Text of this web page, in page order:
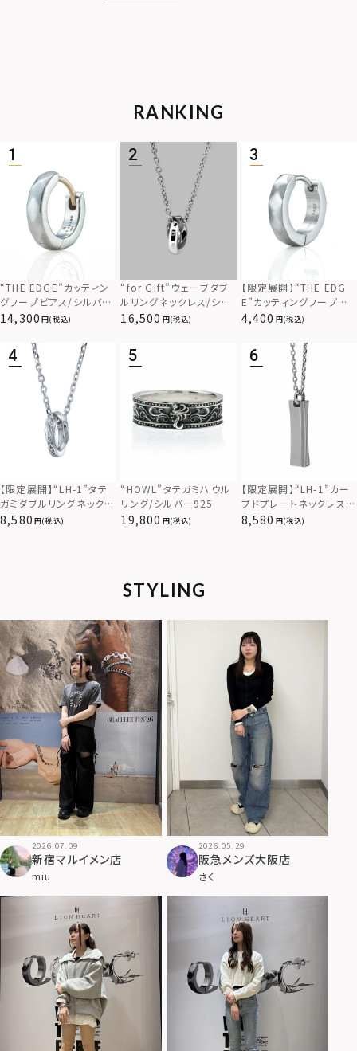
RANKING
“THE EDGE”カッティン
グフープピアス/シルバー
925
14,300 (税込)
“for Gift”ウェーブダブ
ルリングネックレス/シル
バー×ブラック/シルバー
16,500 (税込)
【限定展開】“THE EDG
E”カッティングフープピ
アス/サージカルステンレ
4,400 (税込)
【限定展開】“LH-1”タテ
ガミダブルリングネックレ
ス（ツイスト/シルバー）/
8,580 (税込)
“HOWL”タテガミハウル
リング/シルバー925
19,800 (税込)
【限定展開】“LH-1”カー
ブドプレートネックレス/
サージカルステンレス（金
8,580 (税込)
STYLING
2026.07.09
新宿マルイメン店
miu
2026.05.29
阪急メンズ大阪店
さく